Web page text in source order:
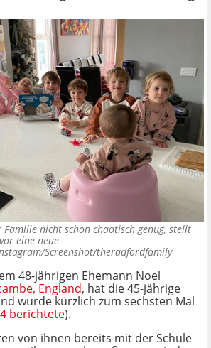
nicht schon chaotisch genug, stellt
eine neue
Screenshot/theradfordfamily
48-jährigen Ehemann Noel
England, hat die 45-jährige
wurde kürzlich zum sechsten Mal
berichtete).
von ihnen bereits mit der Schule